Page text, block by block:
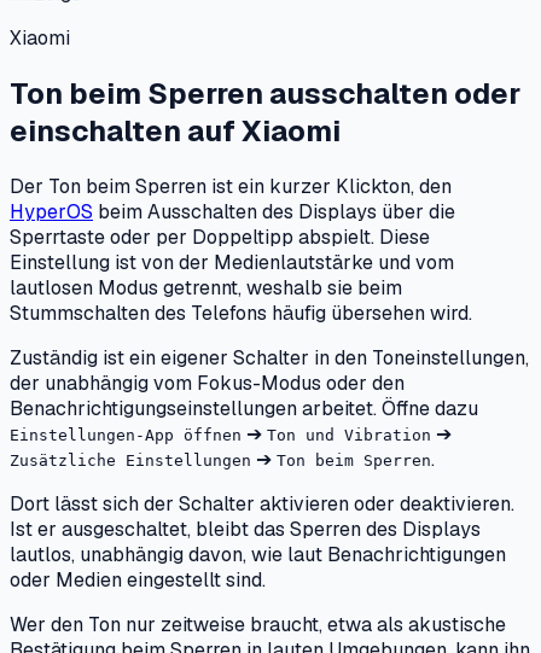
Xiaomi
Ton beim Sperren ausschalten oder
einschalten aufXiaomi
Der Ton beim Sperren ist ein kurzer Klickton, den
HyperOS beim Ausschalten des Displays über die
Sperrtaste oder per Doppeltipp abspielt. Diese
Einstellung ist von der Medienlautstärke und vom
lautlosen Modus getrennt, weshalb sie beim
Stummschalten des Telefons häufig übersehen wird.
Zuständig ist ein eigener Schalter in den Toneinstellungen,
der unabhängig vom Fokus-Modus oder den
Benachrichtigungseinstellungen arbeitet. Öffne dazu
Einstellungen-App öffnen ➔ Ton und Vibration ➔
Zusätzliche Einstellungen ➔ Ton beim Sperren.
Dort lässt sich der Schalter aktivieren oder deaktivieren.
Ist er ausgeschaltet, bleibt das Sperren des Displays
lautlos, unabhängig davon, wie laut Benachrichtigungen
oder Medien eingestellt sind.
Wer den Ton nur zeitweise braucht, etwa als akustische